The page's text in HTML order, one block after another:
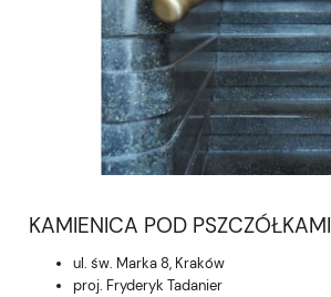
KAMIENICA POD PSZCZÓŁKAMI
ul. św. Marka 8, Kraków
proj. Fryderyk Tadanier